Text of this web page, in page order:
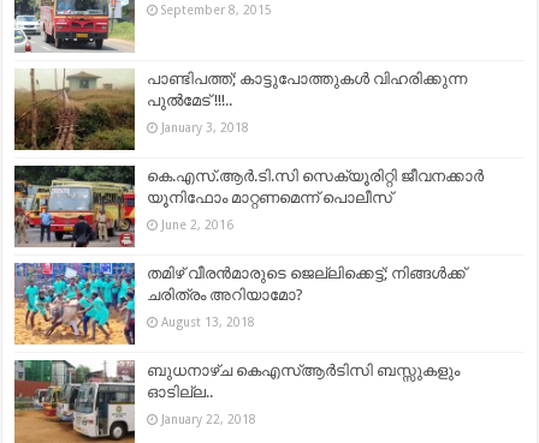
September 8, 2015
പാണ്ടിപത്ത്; കാട്ടുപോത്തുകൾ വിഹരിക്കുന്ന
പുൽമേട് !!!..
January 3, 2018
കെ.എസ്.ആര്‍.ടി.സി സെക്യൂരിറ്റി ജീവനക്കാര്‍
യൂനിഫോം മാറ്റണമെന്ന് പൊലീസ്
June 2, 2016
തമിഴ് വീരന്‍മാരുടെ ജെല്ലിക്കെട്ട്; നിങ്ങൾക്ക്
ചരിത്രം അറിയാമോ?
August 13, 2018
ബുധനാഴ്ച കെഎസ്ആര്‍ടിസി ബസ്സുകളും
ഓടില്ല..
January 22, 2018